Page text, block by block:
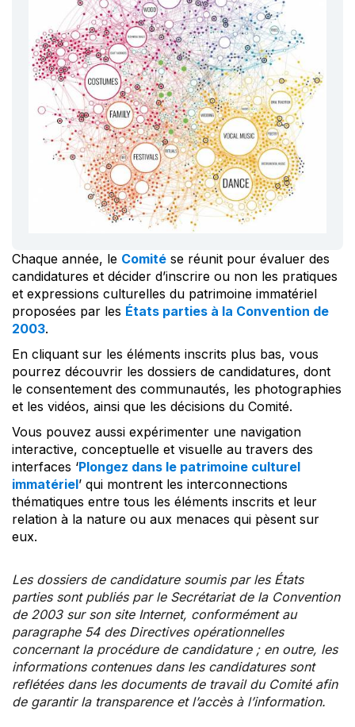
Chaque année, le Comité se réunit pour évaluer des
candidatures et décider d’inscrire ou non les pratiques
et expressions culturelles du patrimoine immatériel
proposées par les États parties à la Convention de
2003.
En cliquant sur les éléments inscrits plus bas, vous
pourrez découvrir les dossiers de candidatures, dont
le consentement des communautés, les photographies
et les vidéos, ainsi que les décisions du Comité.
Vous pouvez aussi expérimenter une navigation
interactive, conceptuelle et visuelle au travers des
interfaces ‘Plongez dans le patrimoine culturel
immatériel’ qui montrent les interconnections
thématiques entre tous les éléments inscrits et leur
relation à la nature ou aux menaces qui pèsent sur
eux.
Les dossiers de candidature soumis par les États
parties sont publiés par le Secrétariat de la Convention
de 2003 sur son site Internet, conformément au
paragraphe 54 des Directives opérationnelles
concernant la procédure de candidature ; en outre, les
informations contenues dans les candidatures sont
reflétées dans les documents de travail du Comité afin
de garantir la transparence et l’accès à l’information.